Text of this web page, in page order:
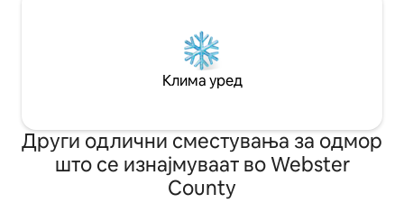
Клима уред
Други одлични сместувања за одмор
што се изнајмуваат во Webster
County